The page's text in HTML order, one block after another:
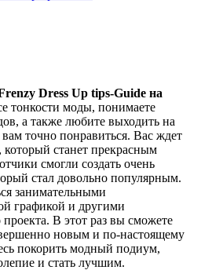
Dress Up tips-Guide на
тонкости моды, понимаете
а также любите выходить на
точно понравиться. Вас ждет
станет прекрасным
смогли создать очень
стал довольно популярным.
занимательными
графикой и другими
В этот раз вы сможете
новым и по-настоящему
покорить модный подиум,
и стать лучшим.